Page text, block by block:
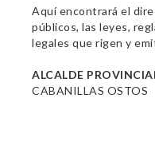
Aquí encontrará el
públicos, las leyes,
legales que rigen y
ALCALDE
CABANILLAS OSTOS